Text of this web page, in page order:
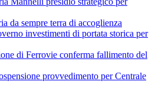
da sempre terra di accoglienza
investimenti di portata storica per
di Ferrovie conferma fallimento del
provvedimento per Centrale